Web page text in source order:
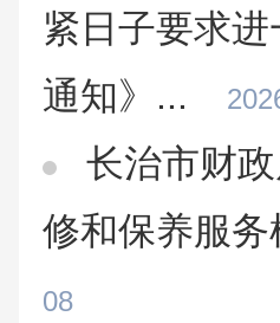
紧日子要求
通知》...
长治市财
修和保养服
08